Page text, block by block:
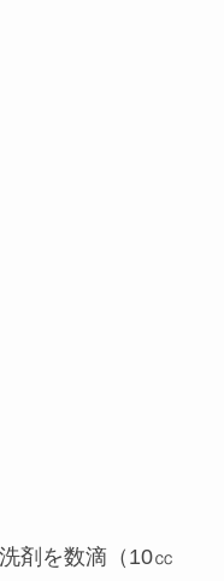
剤を数滴（10㏄